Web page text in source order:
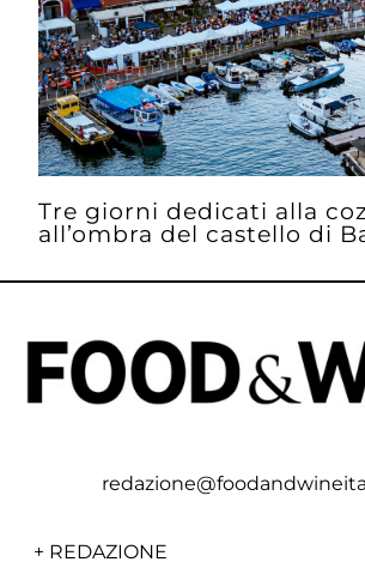
Tre giorni dedicati alla
all’ombra del castello di
+ REDAZIONE